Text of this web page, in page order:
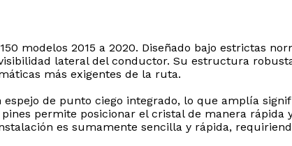
modelos 2015 a 2020. Diseñado bajo estrictas
lateral del conductor. Su estructura
más exigentes de la ruta.
de punto ciego integrado, lo que amplía
permite posicionar el cristal de manera rápida
es sumamente sencilla y rápida,